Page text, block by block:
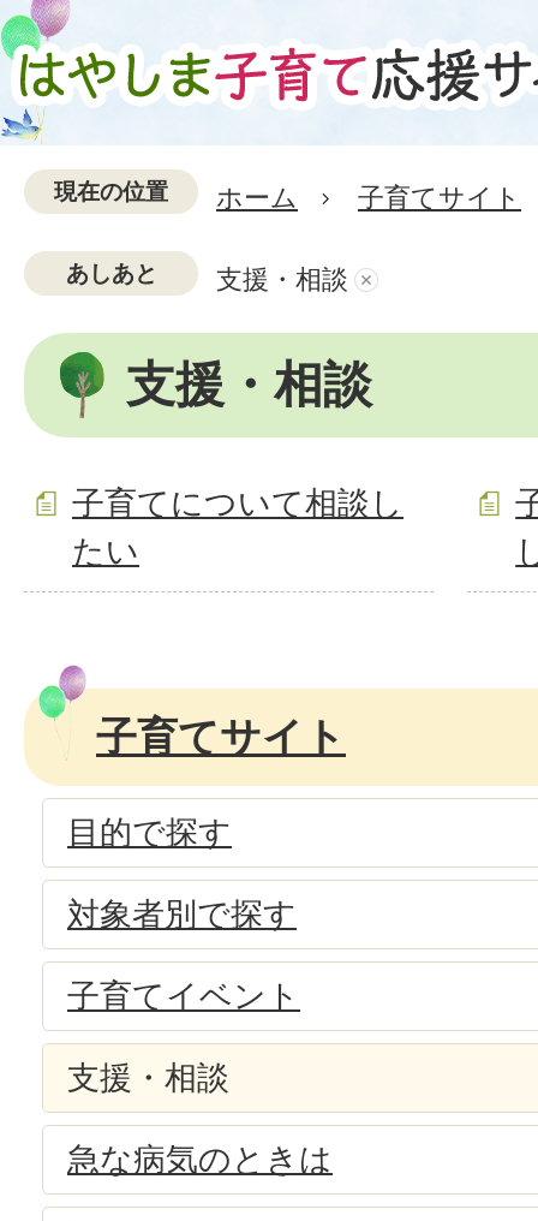
現在の位置 ホーム 子育てサイト
あしあと 支援・相談
支援・相談
子育てについて相談し
たい
子育てサイト
目的で探す
対象者別で探す
子育てイベント
支援・相談
急な病気のときは